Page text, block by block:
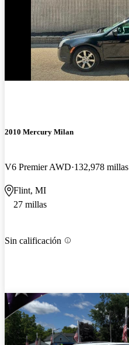
2010 Mercury Milan
V6 Premier AWD 132,978 millas
Flint, MI
27 millas
Sin calificación